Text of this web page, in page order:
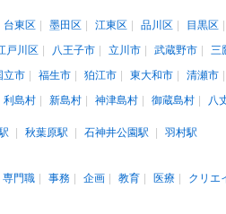
台東区 墨田区 江東区 品川区 目黒区
戸川区 八王子市 立川市 武蔵野市 三
立市 福生市 狛江市 東大和市 清瀬市
利島村 新島村 神津島村 御蔵島村 八
秋葉原駅 石神井公園駅
羽村駅
専門職 事務 企画 教育 医療 クリエ